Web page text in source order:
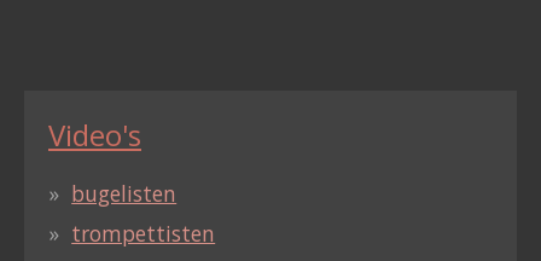
Video's
bugelisten
trompettisten